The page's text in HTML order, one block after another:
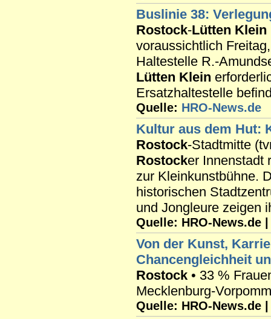
Buslinie 38:
Rostock-Lütten Klein
voraussichtlich
Haltestelle R.-
Lütten Klein
Ersatzhaltestelle
Quelle: HRO-News.de
Kultur aus dem Hut:
Rostock-Stadtmitte
Rostocker Innenstadt
zur Kleinkunstbühne.
historischen
und Jongleure zeigen
Quelle: HRO-News.de
Von der Kunst,
Chancengleichheit
Rostock • 33 %
Mecklenburg-
Quelle: HRO-News.de